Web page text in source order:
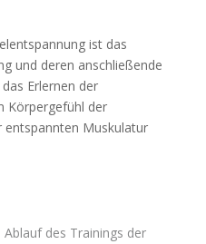
ist das
und deren anschließende
Erlernen der
Körpergefühl der
entspannten Muskulatur
des Trainings der